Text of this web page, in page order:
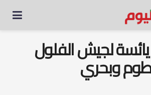
لجيش الفلول
وبحري